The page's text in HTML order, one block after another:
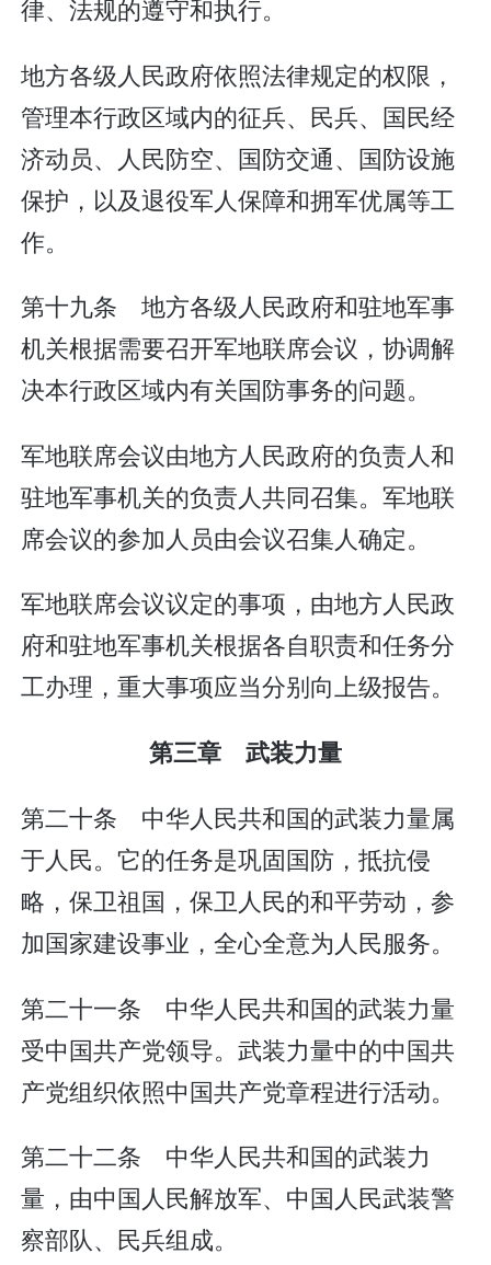
律、法规的遵守和执行。
地方各级人民政府依照法律规定的权限，
管理本行政区域内的征兵、民兵、国民经
济动员、人民防空、国防交通、国防设施
保护，以及退役军人保障和拥军优属等工
作。
第十九条 地方各级人民政府和驻地军事
机关根据需要召开军地联席会议，协调解
决本行政区域内有关国防事务的问题。
军地联席会议由地方人民政府的负责人和
驻地军事机关的负责人共同召集。军地联
席会议的参加人员由会议召集人确定。
军地联席会议议定的事项，由地方人民政
府和驻地军事机关根据各自职责和任务分
工办理，重大事项应当分别向上级报告。
第三章 武装力量
第二十条 中华人民共和国的武装力量属
于人民。它的任务是巩固国防，抵抗侵
略，保卫祖国，保卫人民的和平劳动，参
加国家建设事业，全心全意为人民服务。
第二十一条 中华人民共和国的武装力量
受中国共产党领导。武装力量中的中国共
产党组织依照中国共产党章程进行活动。
第二十二条 中华人民共和国的武装力
量，由中国人民解放军、中国人民武装警
察部队、民兵组成。